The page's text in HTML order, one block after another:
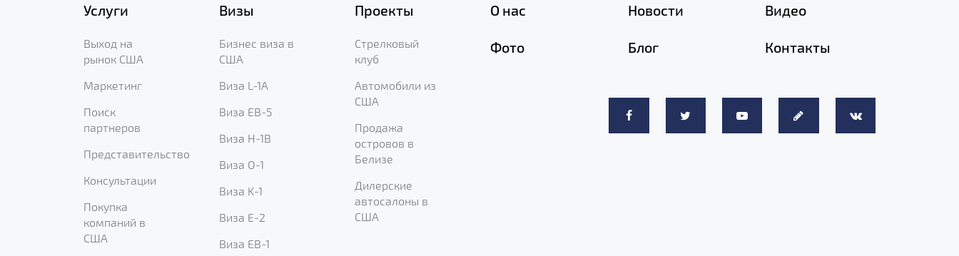
Услуги
Выход на
рынок США
Маркетинг
Поиск
партнеров
Представительство
Консультации
Покупка
компаний в
США
Визы
Бизнес виза в
США
Виза L-1A
Виза EB-5
Виза H-1B
Виза O-1
Виза K-1
Виза E-2
Виза EB-1
Проекты
Стрелковый
клуб
Автомобили из
США
Продажа
островов в
Белизе
Дилерские
автосалоны в
США
О нас Новости Видео
Фото Блог Контакты